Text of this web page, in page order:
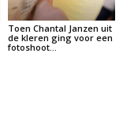
Toen Chantal Janzen uit
de kleren ging voor een
fotoshoot…